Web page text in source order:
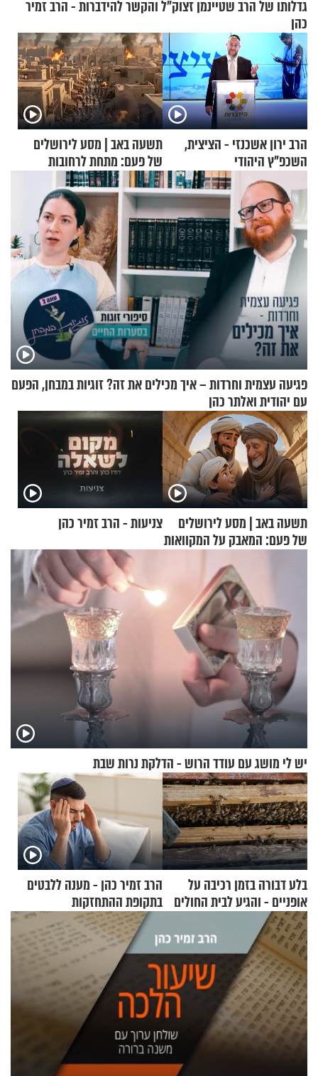
גדלותו של הרב שטיינמן זצוק"ל והקשר להידברות - הרב זמיר
כהן
הרב ירון אשכנזי - הציצית,
השכפ"ץ היהודי
תשעה באב | מסע לירושלים
של פעם: מתחת לרחובות
ירושלים
פגיעה עצמית וחרדות – איך מכילים את זה? זוגיות במבחן, הפעם
עם יהודית ואלתר כהן
תשעה באב | מסע לירושלים
של פעם: המאבק על המקוואות
צניעות - הרב זמיר כהן
יש לי מושג עם עודד הרוש - הדלקת נרות שבת
בלע דבורה בזמן רכיבה על
אופניים - והגיע לבית החולים
במצב מסכן חיים
הרב זמיר כהן - מענה ללבטים
בתקופת ההתחזקות